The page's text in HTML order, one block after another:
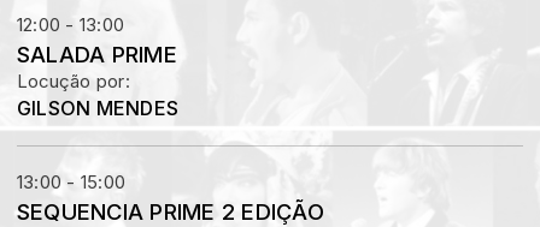
12:00 - 13:00
SALADA PRIME
Locução por:
GILSON MENDES
13:00 - 15:00
SEQUENCIA PRIME 2 EDIÇÃO